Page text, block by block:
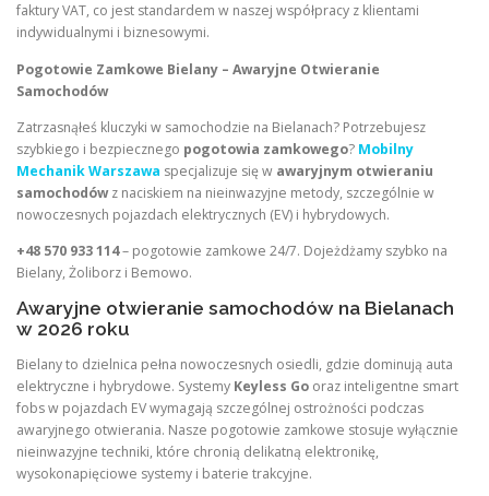
faktury VAT, co jest standardem w naszej współpracy z klientami
indywidualnymi i biznesowymi.
Pogotowie Zamkowe Bielany – Awaryjne Otwieranie
Samochodów
Zatrzasnąłeś kluczyki w samochodzie na Bielanach? Potrzebujesz
szybkiego i bezpiecznego pogotowia zamkowego? Mobilny
Mechanik Warszawa specjalizuje się w awaryjnym otwieraniu
samochodówz naciskiem na nieinwazyjne metody, szczególnie w
nowoczesnych pojazdach elektrycznych (EV) i hybrydowych.
+48 570 933 114– pogotowie zamkowe 24/7. Dojeżdżamy szybko na
Bielany, Żoliborz i Bemowo.
Awaryjne otwieranie samochodów na Bielanach
w 2026 roku
Bielany to dzielnica pełna nowoczesnych osiedli, gdzie dominują auta
elektryczne i hybrydowe. Systemy Keyless Go oraz inteligentne smart
fobs w pojazdach EV wymagają szczególnej ostrożności podczas
awaryjnego otwierania. Nasze pogotowie zamkowe stosuje wyłącznie
nieinwazyjne techniki, które chronią delikatną elektronikę,
wysokonapięciowe systemy i baterie trakcyjne.